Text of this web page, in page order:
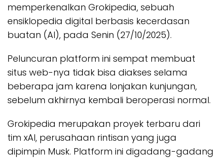
memperkenalkan Grokipedia, sebuah
ensiklopedia digital berbasis kecerdasan
buatan (AI), pada Senin (27/10/2025).
Peluncuran platform ini sempat membuat
situs web-nya tidak bisa diakses selama
beberapa jam karena lonjakan kunjungan,
sebelum akhirnya kembali beroperasi normal.
Grokipedia merupakan proyek terbaru dari
tim xAI, perusahaan rintisan yang juga
dipimpin Musk. Platform ini digadang-gadang